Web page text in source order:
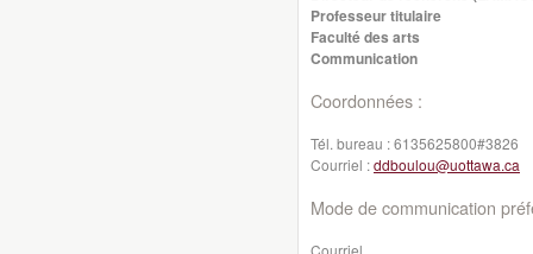
Professeur titulaire
Faculté des arts
Communication
Coordonnées :
Tél. bureau :6135625800#3826
Courriel :ddboulou@uottawa.ca
Mode de communication
Courriel